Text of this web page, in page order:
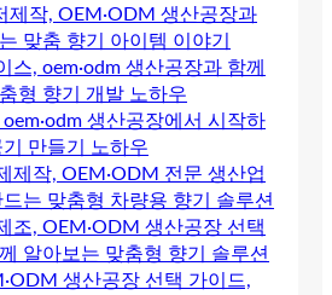
제작, OEM·ODM 생산공장과
맞춤 향기 아이템 이야기
스, oem·odm 생산공장과 함께
형 향기 개발 노하우
생산공장에서 시작하
만들기 노하우
제작, OEM·ODM 전문 생산업
는 맞춤형 차량용 향기 솔루션
조, OEM·ODM 생산공장 선택
알아보는 맞춤형 향기 솔루션
생산공장 선택 가이드,